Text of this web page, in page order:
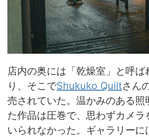
店内の奥には「乾燥室」と呼ば
り、そこでShukuko Quiltさん
売されていた。温かみのある照
た作品は圧巻で、思わずカメラ
いられなかった。ギャラリーに